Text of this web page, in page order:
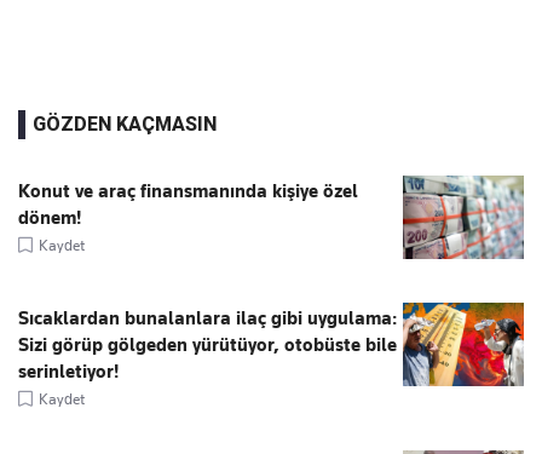
GÖZDEN KAÇMASIN
Konut ve araç finansmanında kişiye özel
dönem!
Kaydet
Sıcaklardan bunalanlara ilaç gibi uygulama:
Sizi görüp gölgeden yürütüyor, otobüste bile
serinletiyor!
Kaydet